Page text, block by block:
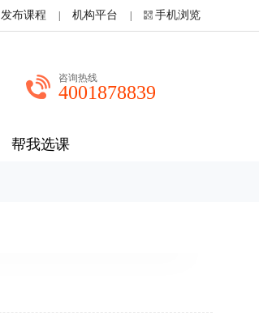
发布课程 机构平台 手机浏览
咨询热线
4001878839
帮我选课